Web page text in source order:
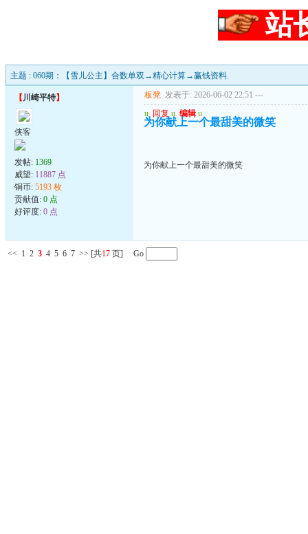
站
主题 : 060期：【雪儿公主】合数单双→精心计算→赢钱资料.
【川崎平特】
侠客
发帖: 1369
威望: 11887 点
铜币: 5193 枚
贡献值: 0 点
好评度: 0 点
板凳 发表于: 2026-06-02 22:51 ---
u 回复 u 编辑 u
为你献上一个最甜美的微笑
为你献上一个最甜美的微笑
<< 1 2 3 4 5 6 7 >> [共17 页] Go